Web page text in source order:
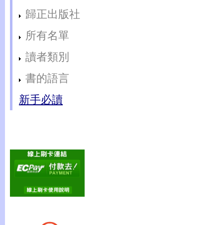
歸正出版社
所有名單
讀者類別
書的語言
新手必讀